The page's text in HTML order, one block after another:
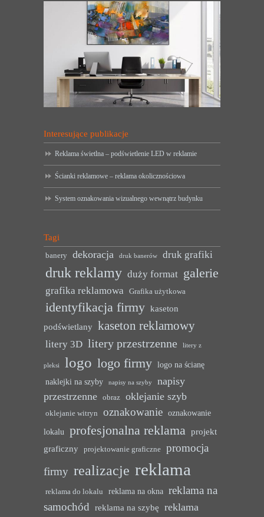
Interesujące publikacje
Reklama świetlna – podświetlenie LED w reklamie
Ścianki reklamowe – reklama okolicznościowa
System oznakowania wizualnego wewnątrz budynku
Tagi
banery dekoracja druk banerów druk grafiki
druk reklamy duży format galerie
grafika reklamowa Grafika użytkowa
identyfikacja firmy kaseton
podświetlany kaseton reklamowy
litery 3D litery przestrzenne litery z
pleksi logo logo firmy logo na ścianę
naklejki na szyby
napisy na szyby
napisy
przestrzenne
obraz oklejanie szyb
oklejanie witryn oznakowanie oznakowanie
lokalu profesjonalna reklama projekt
graficzny
projektowanie graficzne
promocja
firmy realizacje reklama
reklama do lokalu reklama na okna reklama na
samochód reklama na szybę reklama